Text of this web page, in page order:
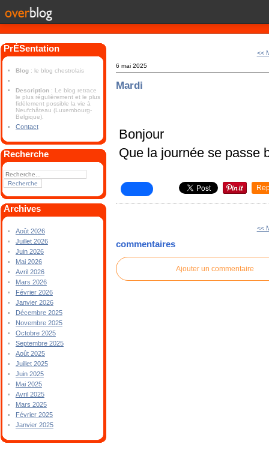
PrÉSentation
Blog : le blog chestrolais
Description : Le blog retrace
le plus régulièrement et le plus
fidèlement possible la vie à
Neufchâteau (Luxembourg-
Belgique).
Contact
Recherche
Archives
Août 2026
Juillet 2026
Juin 2026
Mai 2026
Avril 2026
Mars 2026
Février 2026
Janvier 2026
Décembre 2025
Novembre 2025
Octobre 2025
Septembre 2025
Août 2025
Juillet 2025
Juin 2025
Mai 2025
Avril 2025
Mars 2025
Février 2025
Janvier 2025
<<
6 mai 2025
Mardi
Bonjour
Que la journée se passe
<<
commentaires
Ajouter un commentaire